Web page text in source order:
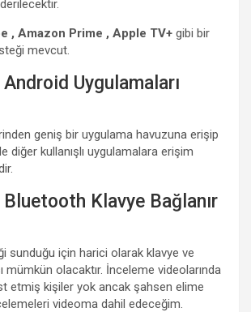
, Amazon Prime , Apple TV+ gibi bir
mevcut.
Uygulamaları
geniş bir uygulama havuzuna erişip
diğer kullanışlı uygulamalara erişim
Klavye Bağlanır
sunduğu için harici olarak klavye ve
mümkün olacaktır. İnceleme videolarında
etmiş kişiler yok ancak şahsen elime
videoma dahil edeceğim.